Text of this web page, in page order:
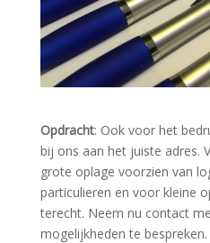
Opdracht: Ook voor het
bij ons aan het juiste adres.
grote oplage voorzien van
particulieren en voor kleine
terecht. Neem nu contact
mogelijkheden te bespreken.